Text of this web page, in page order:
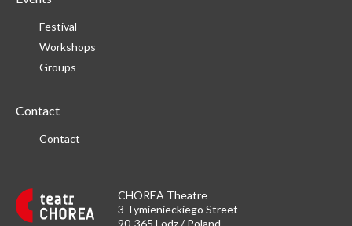
CHOREA Theatre
3 Tymienieckiego Street
90-365 Lodz / Poland
Festival
Workshops
Groups
Contact
Contact